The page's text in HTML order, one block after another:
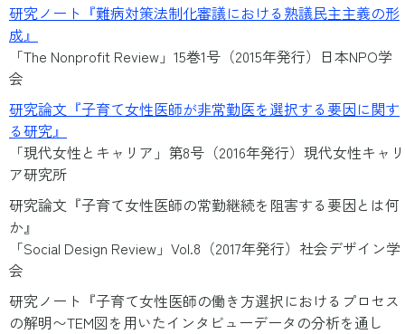
研究ノート『難病対策法制化審議における熟議民主主義の形
成』
「The Nonprofit Review」15巻1号（2015年発行）日本NPO学
会
研究論文『子育て女性医師が非常勤医を選択する要因に関す
る研究』
「現代女性とキャリア」第8号（2016年発行）現代女性キャリ
ア研究所
研究論文『子育て女性医師の常勤継続を阻害する要因とは何
か』
「Social Design Review」Vol.8（2017年発行）社会デザイン学
会
研究ノート『子育て女性医師の働き方選択におけるプロセス
の解明〜TEM図を用いたインタビューデータの分析を通し